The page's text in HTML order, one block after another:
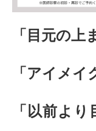
「目元の上
「アイメイ
「以前よ